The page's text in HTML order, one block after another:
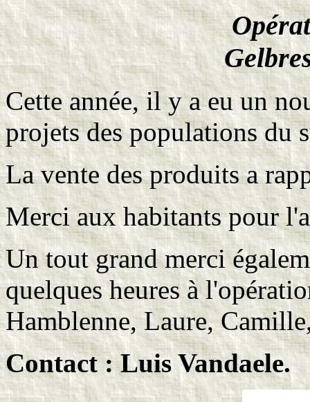
Cette année, il y a eu un
projets des populations du
La vente des produits a
Merci aux habitants pour
Un tout grand merci
quelques heures à
Hamblenne, Laure,
Contact : Luis Vandaele.